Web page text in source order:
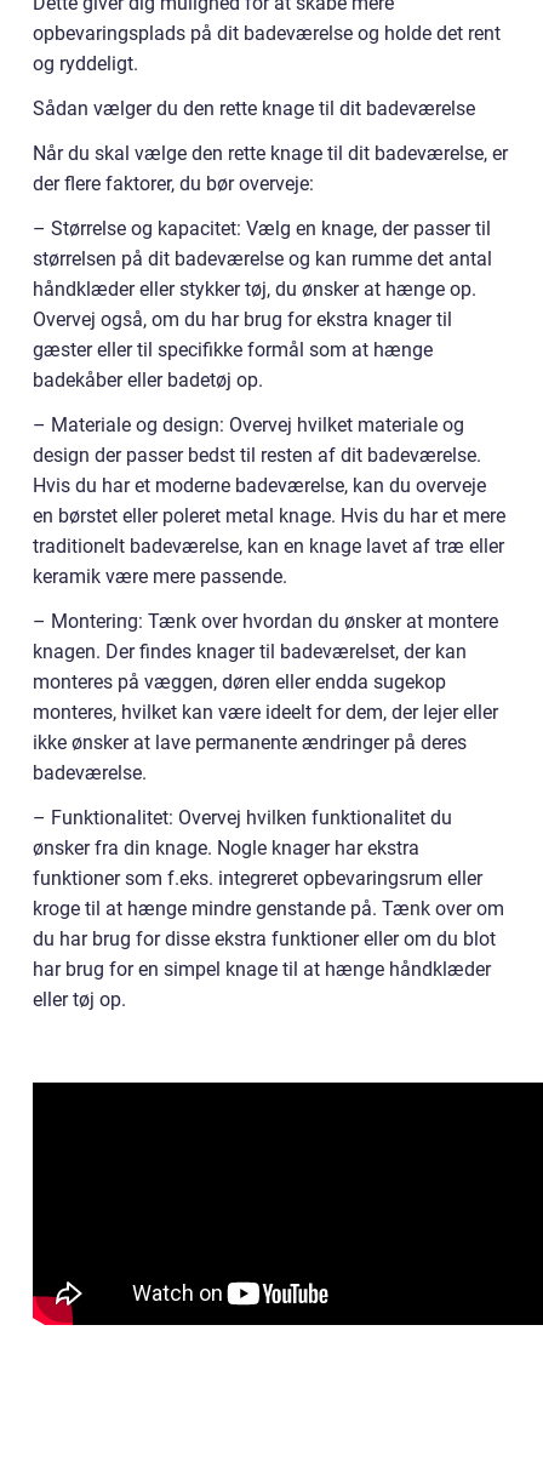
opbevaringsplads på dit badeværelse og holde det rent
og ryddeligt.
Sådan vælger du den rette knage til dit badeværelse
Når du skal vælge den rette knage til dit badeværelse, er
der flere faktorer, du bør overveje:
– Størrelse og kapacitet: Vælg en knage, der passer til
størrelsen på dit badeværelse og kan rumme det antal
håndklæder eller stykker tøj, du ønsker at hænge op.
Overvej også, om du har brug for ekstra knager til
gæster eller til specifikke formål som at hænge
badekåber eller badetøj op.
– Materiale og design: Overvej hvilket materiale og
design der passer bedst til resten af dit badeværelse.
Hvis du har et moderne badeværelse, kan du overveje
en børstet eller poleret metal knage. Hvis du har et mere
traditionelt badeværelse, kan en knage lavet af træ eller
keramik være mere passende.
– Montering: Tænk over hvordan du ønsker at montere
knagen. Der findes knager til badeværelset, der kan
monteres på væggen, døren eller endda sugekop
monteres, hvilket kan være ideelt for dem, der lejer eller
ikke ønsker at lave permanente ændringer på deres
badeværelse.
– Funktionalitet: Overvej hvilken funktionalitet du
ønsker fra din knage. Nogle knager har ekstra
funktioner som f.eks. integreret opbevaringsrum eller
kroge til at hænge mindre genstande på. Tænk over om
du har brug for disse ekstra funktioner eller om du blot
har brug for en simpel knage til at hænge håndklæder
eller tøj op.